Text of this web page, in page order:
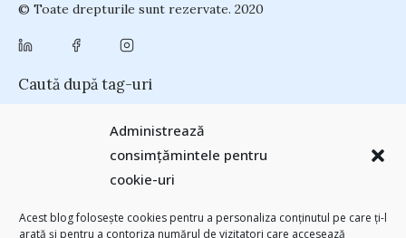
Administrează
consimțămintele pentru
cookie-uri
Acest blog folosește cookies pentru a personaliza conținutul pe care ți-l
arată și pentru a contoriza numărul de vizitatori care accesează
© Toate drepturile sunt rezervate. 2020
Caută după tag-uri
#PoateVăInteresează(94)#PrinThailandaMea
(28)antena 3(24)Antreprenoriat
Autenticitate
(24) basescu(43)
campanie pentru bloggeri(29) champions league(25) chinezu